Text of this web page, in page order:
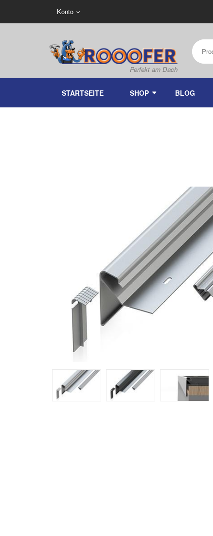
Konto
STARTSEITE SHOP BLOG